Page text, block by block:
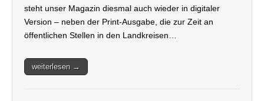
steht unser Magazin diesmal auch wieder in digitaler
Version – neben der Print-Ausgabe, die zur Zeit an
öffentlichen Stellen in den Landkreisen…
weiterlesen →